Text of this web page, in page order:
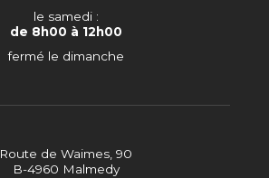
le samedi :
de 8h00 à 12h00
fermé le dimanche
Route de Waimes, 90
B-4960 Malmedy